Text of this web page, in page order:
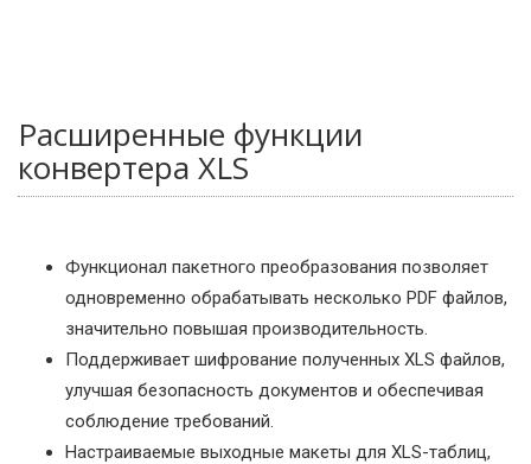
Расширенные функции
конвертера XLS
Функционал пакетного преобразования позволяет
одновременно обрабатывать несколько PDF файлов,
значительно повышая производительность.
Поддерживает шифрование полученных XLS файлов,
улучшая безопасность документов и обеспечивая
соблюдение требований.
Настраиваемые выходные макеты для XLS-таблиц,